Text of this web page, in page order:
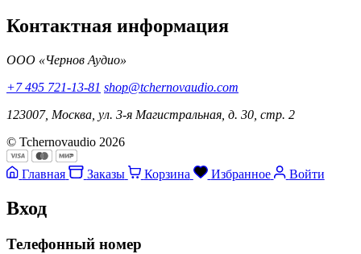
Контактная информация
ООО «Чернов Аудио»
+7 495 721-13-81 shop@tchernovaudio.com
123007, Москва, ул. 3-я Магистральная, д. 30, стр. 2
© Tchernovaudio 2026
Главная Заказы Корзина Избранное Войти
Вход
Телефонный номер